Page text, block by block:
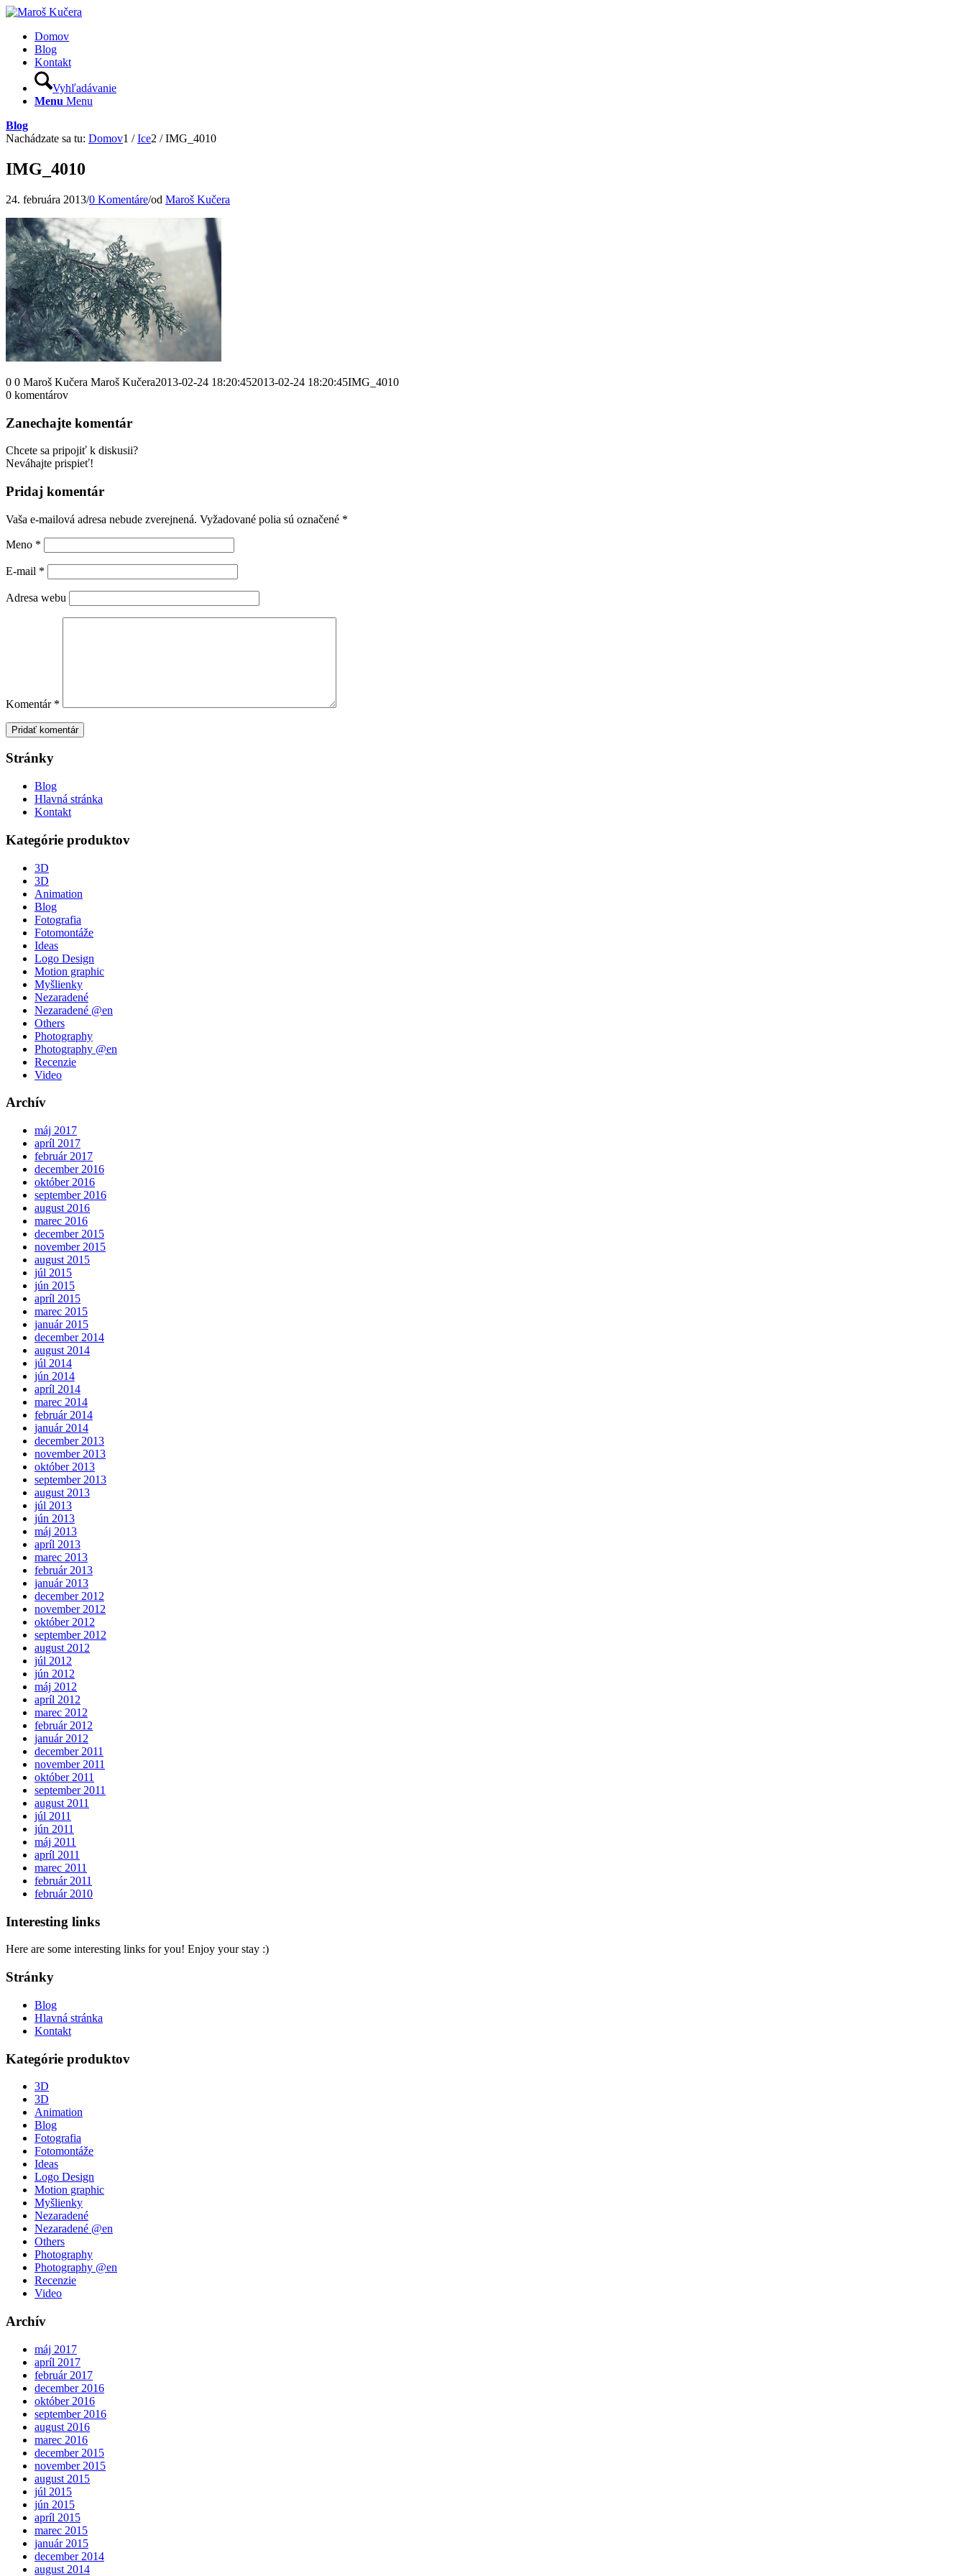
Domov
Blog
Kontakt
Vyhľadávanie
Menu Menu
Blog
Nachádzate sa tu: Domov1 / Ice2 / IMG_4010
IMG_4010
24. februára 2013/0 Komentáre/od Maroš Kučera
0 0 Maroš Kučera Maroš Kučera2013-02-24 18:20:452013-02-24 18:20:45IMG_4010
0 komentárov
Zanechajte komentár
Chcete sa pripojiť k diskusii?
Neváhajte prispieť!
Pridaj komentár
Vaša e-mailová adresa nebude zverejnená. Vyžadované polia sú označené *
Meno *
E-mail *
Adresa webu
Komentár *
Stránky
Blog
Hlavná stránka
Kontakt
Kategórie produktov
3D
3D
Animation
Blog
Fotografia
Fotomontáže
Ideas
Logo Design
Motion graphic
Myšlienky
Nezaradené
Nezaradené @en
Others
Photography
Photography @en
Recenzie
Video
Archív
máj 2017
apríl 2017
február 2017
december 2016
október 2016
september 2016
august 2016
marec 2016
december 2015
november 2015
august 2015
júl 2015
jún 2015
apríl 2015
marec 2015
január 2015
december 2014
august 2014
júl 2014
jún 2014
apríl 2014
marec 2014
február 2014
január 2014
december 2013
november 2013
október 2013
september 2013
august 2013
júl 2013
jún 2013
máj 2013
apríl 2013
marec 2013
február 2013
január 2013
december 2012
november 2012
október 2012
september 2012
august 2012
júl 2012
jún 2012
máj 2012
apríl 2012
marec 2012
február 2012
január 2012
december 2011
november 2011
október 2011
september 2011
august 2011
júl 2011
jún 2011
máj 2011
apríl 2011
marec 2011
február 2011
február 2010
Interesting links
Here are some interesting links for you! Enjoy your stay :)
Stránky
Blog
Hlavná stránka
Kontakt
Kategórie produktov
3D
3D
Animation
Blog
Fotografia
Fotomontáže
Ideas
Logo Design
Motion graphic
Myšlienky
Nezaradené
Nezaradené @en
Others
Photography
Photography @en
Recenzie
Video
Archív
máj 2017
apríl 2017
február 2017
december 2016
október 2016
september 2016
august 2016
marec 2016
december 2015
november 2015
august 2015
júl 2015
jún 2015
apríl 2015
marec 2015
január 2015
december 2014
august 2014